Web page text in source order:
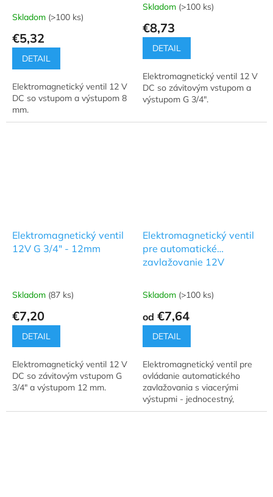
Skladom (>100 ks)
€5,32
DETAIL
Elektromagnetický ventil 12 V
DC so vstupom a výstupom 8
mm.
Priemerné
produktu
5,0
5
hviezdičiek.
Skladom (>100 ks)
€8,73
DETAIL
Elektromagnetický ventil 12 V
DC so závitovým vstupom a
výstupom G 3/4".
Elektromagnetický ventil
12V G 3/4" - 12mm
Priemerné
produktu
5,0
5
hviezdičiek.
Skladom (87 ks)
€7,20
DETAIL
Elektromagnetický ventil 12 V
DC so závitovým vstupom G
3/4" a výstupom 12 mm.
Elektromagnetický ventil
pre automatické
zavlažovanie 12V
Priemerné
produktu
5,0
5
hviezdičiek.
Skladom (>100 ks)
od €7,64
DETAIL
Elektromagnetický ventil pre
ovládanie automatického
zavlažovania s viacerými
výstupmi - jednocestný,
dvojcestný, štvorcestný ventil